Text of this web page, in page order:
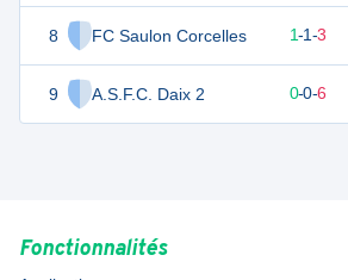
8 FC Saulon Corcelles
9 A.S.F.C. Daix 2
2 1-1-3
0-0-6
Fonctionnalités